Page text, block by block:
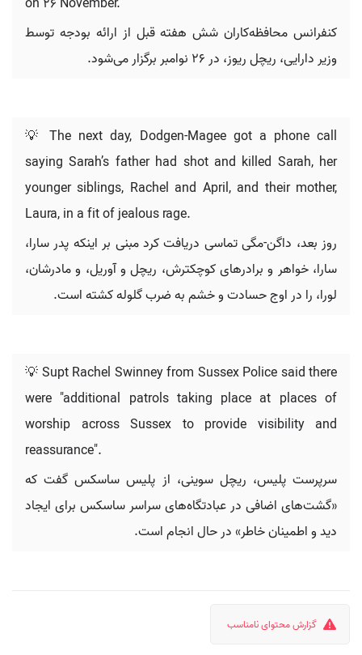
کنفرانس محافظه‌کاران شش هفته قبل از ارائه بودجه توسط
وزیر دارایی، ریچل ریوز، در ۲۶ نوامبر برگزار می‌شود.
💡 The next day, Dodgen-Magee got a phone call
saying Sarah’s father had shot and killed Sarah, her
younger siblings, Rachel and April, and their mother,
Laura, in a fit of jealous rage.
روز بعد، داگن-مگی تماسی دریافت کرد مبنی بر اینکه پدر سارا،
سارا، خواهر و برادرهای کوچکترش، ریچل و آوریل، و مادرشان،
لورا، را در اوج حسادت و خشم به ضرب گلوله کشته است.
💡 Supt Rachel Swinney from Sussex Police said there
were "additional patrols taking place at places of
worship across Sussex to provide visibility and
reassurance".
سرپرست پلیس، ریچل سوینی، از پلیس ساسکس گفت که
«گشت‌های اضافی در عبادتگاه‌های سراسر ساسکس برای ایجاد
دید و اطمینان خاطر» در حال انجام است.
گزارش محتوای نامناسب